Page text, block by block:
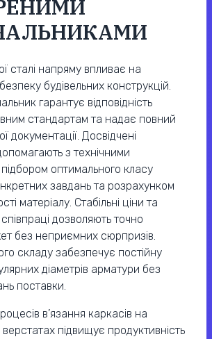
сталі напряму впливає на
будівельних конструкцій.
гарантує відповідність
стандартам та надає повний
документації. Досвідчені
з технічними
оптимального класу
завдань та розрахунком
матеріалу. Стабільні ціни та
дозволяють точно
без неприємних сюрпризів.
складу забезпечує постійну
діаметрів арматури без
поставки.
в’язання каркасів на
верстатах підвищує продуктивність